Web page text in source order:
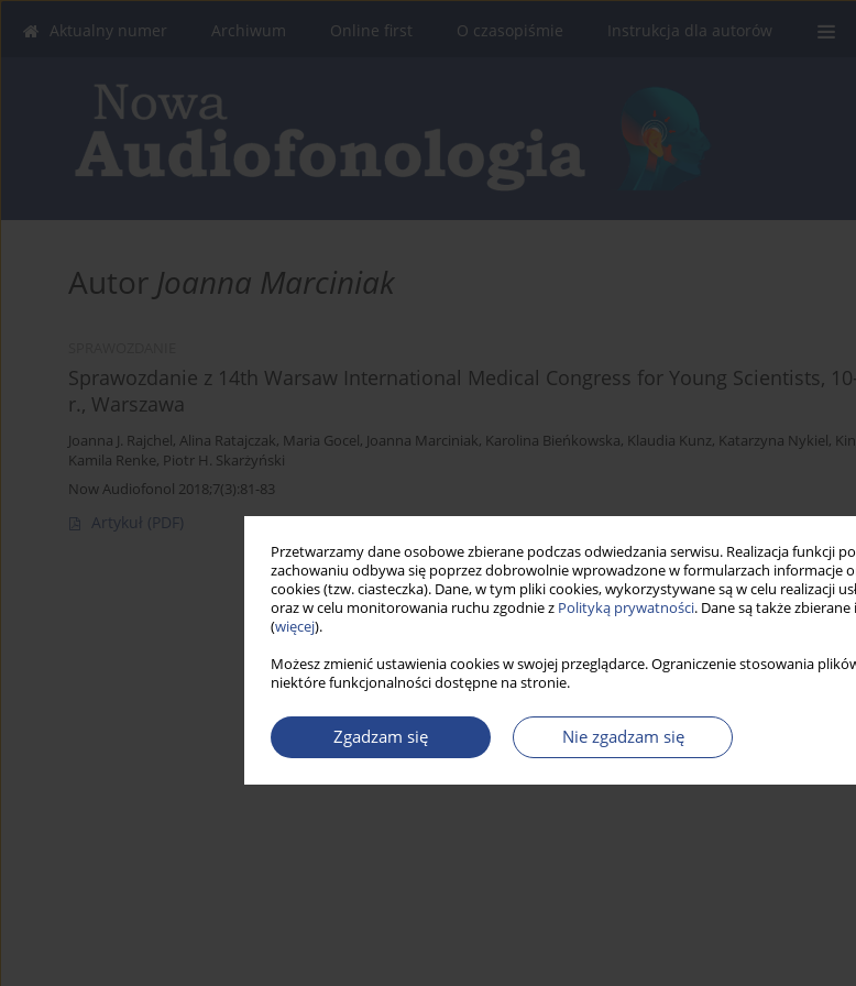
Przetwarzamy dane osobowe zbierane podczas odwiedzania serwisu. Realizacja funkcji
zachowaniu odbywa się poprzez dobrowolnie wprowadzone w formularzach informacje
cookies (tzw. ciasteczka). Dane, w tym pliki cookies, wykorzystywane są w celu realizacji
oraz w celu monitorowania ruchu zgodnie z Polityką prywatności. Dane są także
(więcej).
Możesz zmienić ustawienia cookies w swojej przeglądarce. Ograniczenie stosowania
niektóre funkcjonalności dostępne na stronie.
Zgadzam się Nie zgadzam się
Aktualny numer Archiwum Online first O czasopiśmie Instrukcja dla autorów
Autor Joanna Marciniak
Sprawozdanie z 14th Warsaw International Medical Congress for Young Scientists,
r., Warszawa
Joanna J. Rajchel, Alina Ratajczak, Maria Gocel, Joanna Marciniak, Karolina Bieńkowska, Klaudia Kunz, Katarzyna Nykiel,
Kamila Renke, Piotr H. Skarżyński
Now Audiofonol 2018;7(3):81-83
Artykuł (PDF)